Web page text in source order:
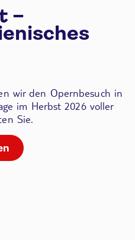
–
wir den Opernbesuch in
im Herbst 2026 voller
Sie.